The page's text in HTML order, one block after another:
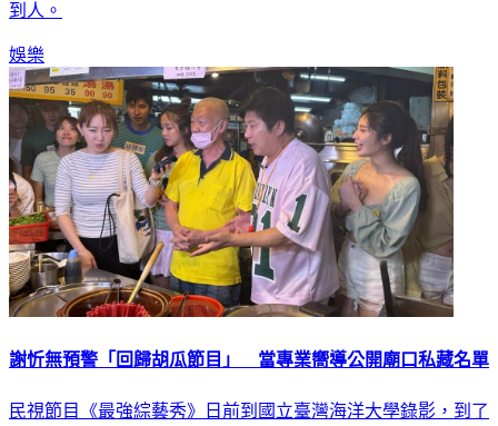
到人。
娛樂
謝忻無預警「回歸胡瓜節目」 當專業嚮導公開廟口私藏名單
民視節目《最強綜藝秀》日前到國立臺灣海洋大學錄影，到了